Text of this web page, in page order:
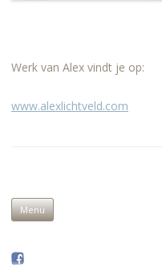
Werk van Alex vindt je op:
www.alexlichtveld.com
Menu